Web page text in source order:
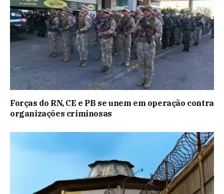
Forças do RN, CE e PB se unem em operação contra
organizações criminosas